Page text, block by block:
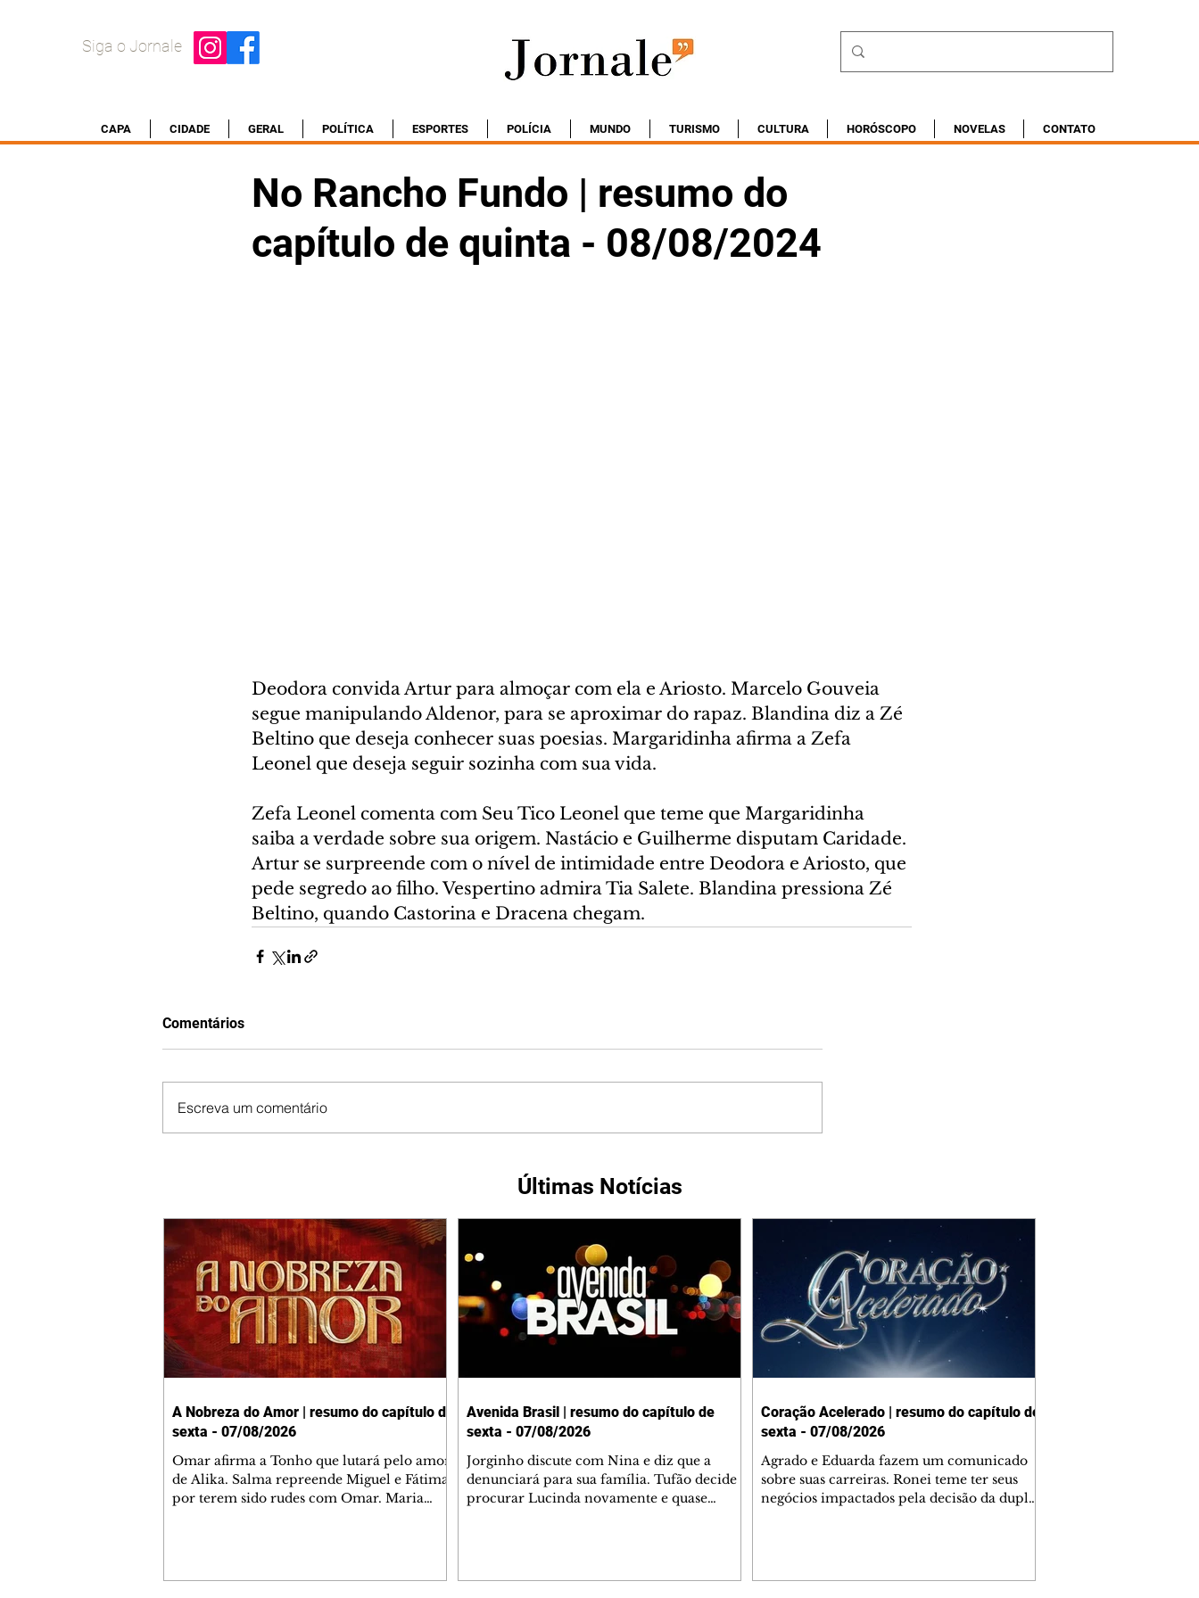
Siga o Jornale
CAPA CIDADE GERAL POLÍTICA ESPORTES POLÍCIA MUNDO TURISMO CULTURA HORÓSCOPO NOVELAS CONTATO
No Rancho Fundo | resumo do
capítulo de quinta - 08/08/2024
Deodora convida Artur para almoçar com ela e Ariosto. Marcelo Gouveia
segue manipulando Aldenor, para se aproximar do rapaz. Blandina diz a Zé
Beltino que deseja conhecer suas poesias. Margaridinha afirma a Zefa
Leonel que deseja seguir sozinha com sua vida.
Zefa Leonel comenta com Seu Tico Leonel que teme que Margaridinha
saiba a verdade sobre sua origem. Nastácio e Guilherme disputam Caridade.
Artur se surpreende com o nível de intimidade entre Deodora e Ariosto, que
pede segredo ao filho. Vespertino admira Tia Salete. Blandina pressiona Zé
Beltino, quando Castorina e Dracena chegam.
Comentários
Escreva um comentário
Últimas Notícias
A Nobreza do Amor | resumo do capítulo de
sexta - 07/08/2026
Omar afirma a Tonho que lutará pelo amor
de Alika. Salma repreende Miguel e Fátima
por terem sido rudes com Omar. Maria
Avenida Brasil | resumo do capítulo de
sexta - 07/08/2026
Jorginho discute com Nina e diz que a
denunciará para sua família. Tufão decide
procurar Lucinda novamente e quase
Coração Acelerado | resumo do capítulo de
sexta - 07/08/2026
Agrado e Eduarda fazem um comunicado
sobre suas carreiras. Ronei teme ter seus
negócios impactados pela decisão da dupla.